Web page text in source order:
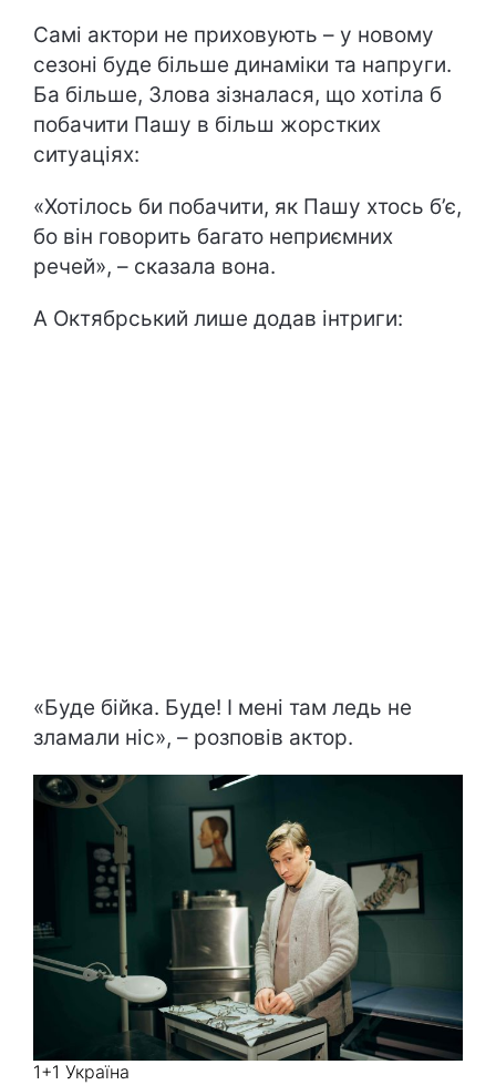
Самі актори не приховують – у новому
сезоні буде більше динаміки та напруги.
Ба більше, Злова зізналася, що хотіла б
побачити Пашу в більш жорстких
ситуаціях:
«Хотілось би побачити, як Пашу хтось б’є,
бо він говорить багато неприємних
речей», – сказала вона.
А Октябрський лише додав інтриги:
«Буде бійка. Буде! І мені там ледь не
зламали ніс», – розповів актор.
1+1 Україна